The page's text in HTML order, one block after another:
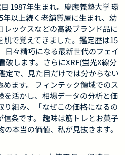
1987年生まれ。慶應義塾大学 環
年以上続く老舗質屋に生まれ、幼
ックスなどの高級ブランド品に
で覚えてきました。鑑定歴は15
日々精巧になる最新世代のフェイ
破します。さらにXRF(蛍光X線分
定で、見た目だけでは分からない
ます。 フィンテック領域でのス
を活かし、相場データの分析と価
組み、「なぜこの価格になるの
条です。 趣味は筋トレとお菓子
本当の価値、私が見抜きます。